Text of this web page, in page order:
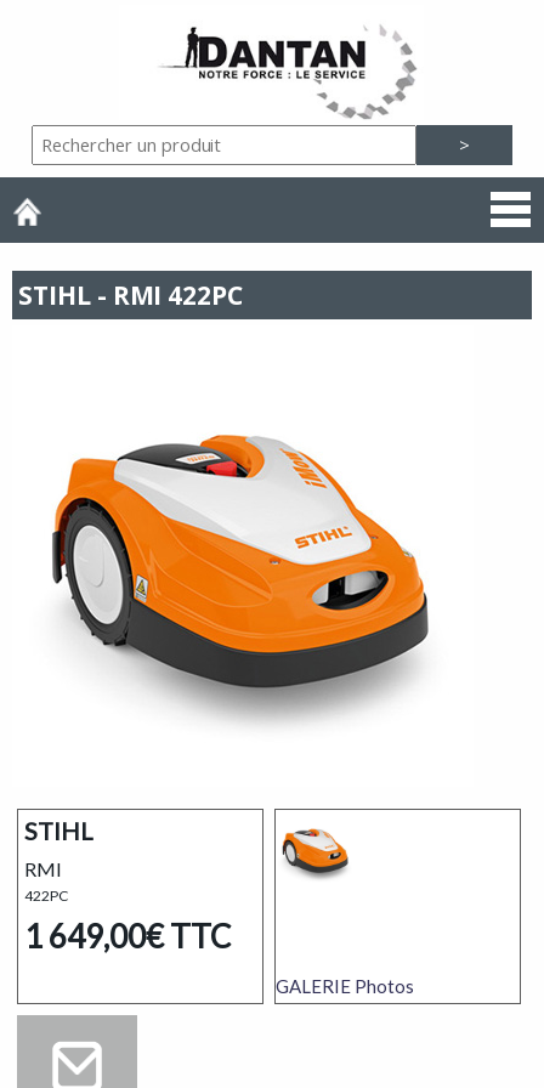
STIHL - RMI 422PC
STIHL
RMI
422PC
1 649,00€TTC
GALERIEPhotos